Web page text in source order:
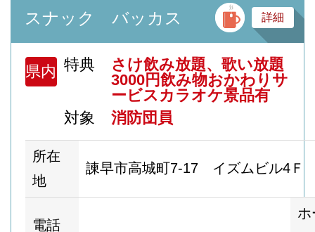
スナック バッカス バ
詳細
県内 特典
さけ飲み放題、歌い放題
3000円飲み物おかわりサ
ービスカラオケ景品有
対象
消防団員
所在
地
諫早市高城町7-17 イズムビル4Ｆ
電話
ホ